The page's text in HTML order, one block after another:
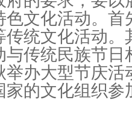
色文化活动。
传统文化活动
与传统民族节
举办大型节庆
家的文化组织参